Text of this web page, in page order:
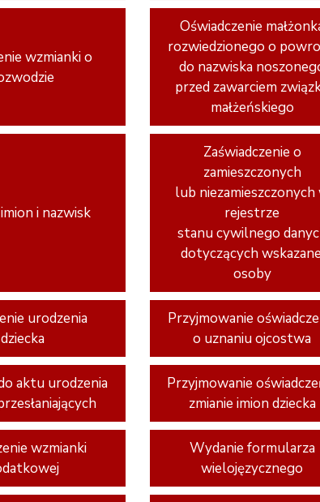
wzmianki o
Oświadczenie
rozwiedzionego o
do nazwiska
przed zawarciem
małżeńskiego
i nazwisk
Zaświadczenie o
zamieszczonych
lub niezamieszczonych
rejestrze
stanu cywilnego
dotyczących
osoby
urodzenia
dziecka
Przyjmowanie
o uznaniu ojcostwa
aktu urodzenia
Przyjmowanie
zmianie imion dziecka
wzmianki
Wydanie formularza
wielojęzycznego